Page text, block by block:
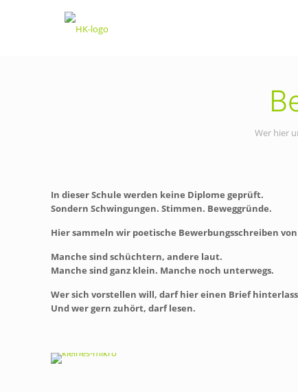
Wer hier
In dieser Schule werden keine Diplome geprüft.
Sondern Schwingungen. Stimmen. Beweggründe.
Hier sammeln wir poetische Bewerbungsschreiben
Manche sind schüchtern, andere laut.
Manche sind ganz klein. Manche noch unterwegs.
Wer sich vorstellen will, darf hier einen Brief
Und wer gern zuhört, darf lesen.